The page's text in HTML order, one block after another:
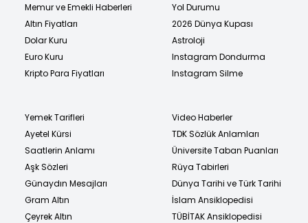
Memur ve Emekli Haberleri
Altın Fiyatları
Dolar Kuru
Euro Kuru
Kripto Para Fiyatları
Yol Durumu
2026 Dünya Kupası
Astroloji
Instagram Dondurma
Instagram Silme
Yemek Tarifleri
Ayetel Kürsi
Saatlerin Anlamı
Aşk Sözleri
Günaydın Mesajları
Gram Altın
Çeyrek Altın
Video Haberler
TDK Sözlük Anlamları
Üniversite Taban Puanları
Rüya Tabirleri
Dünya Tarihi ve Türk Tarihi
İslam Ansiklopedisi
TÜBİTAK Ansiklopedisi